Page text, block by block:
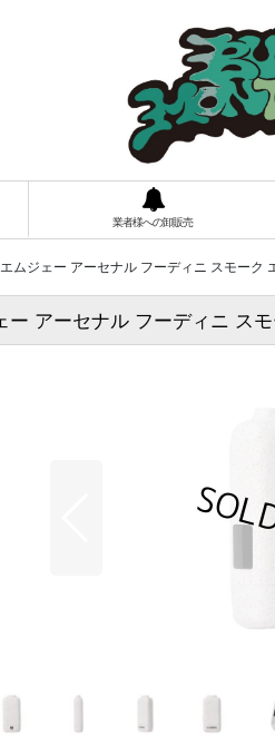
業者様への卸販売
ムジェー アーセナル フーディニ スモーク
アーセナル フーディニ ス